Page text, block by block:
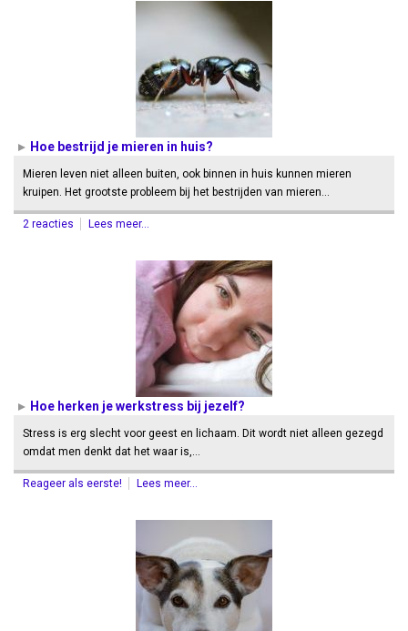
Hoe bestrijd je mieren in huis?
Mieren leven niet alleen buiten, ook binnen in huis kunnen mieren
kruipen. Het grootste probleem bij het bestrijden van mieren…
2 reacties Lees meer...
Hoe herken je werkstress bij jezelf?
Stress is erg slecht voor geest en lichaam. Dit wordt niet alleen gezegd
omdat men denkt dat het waar is,…
Reageer als eerste! Lees meer...